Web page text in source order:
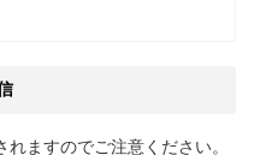
ますのでご注意ください。